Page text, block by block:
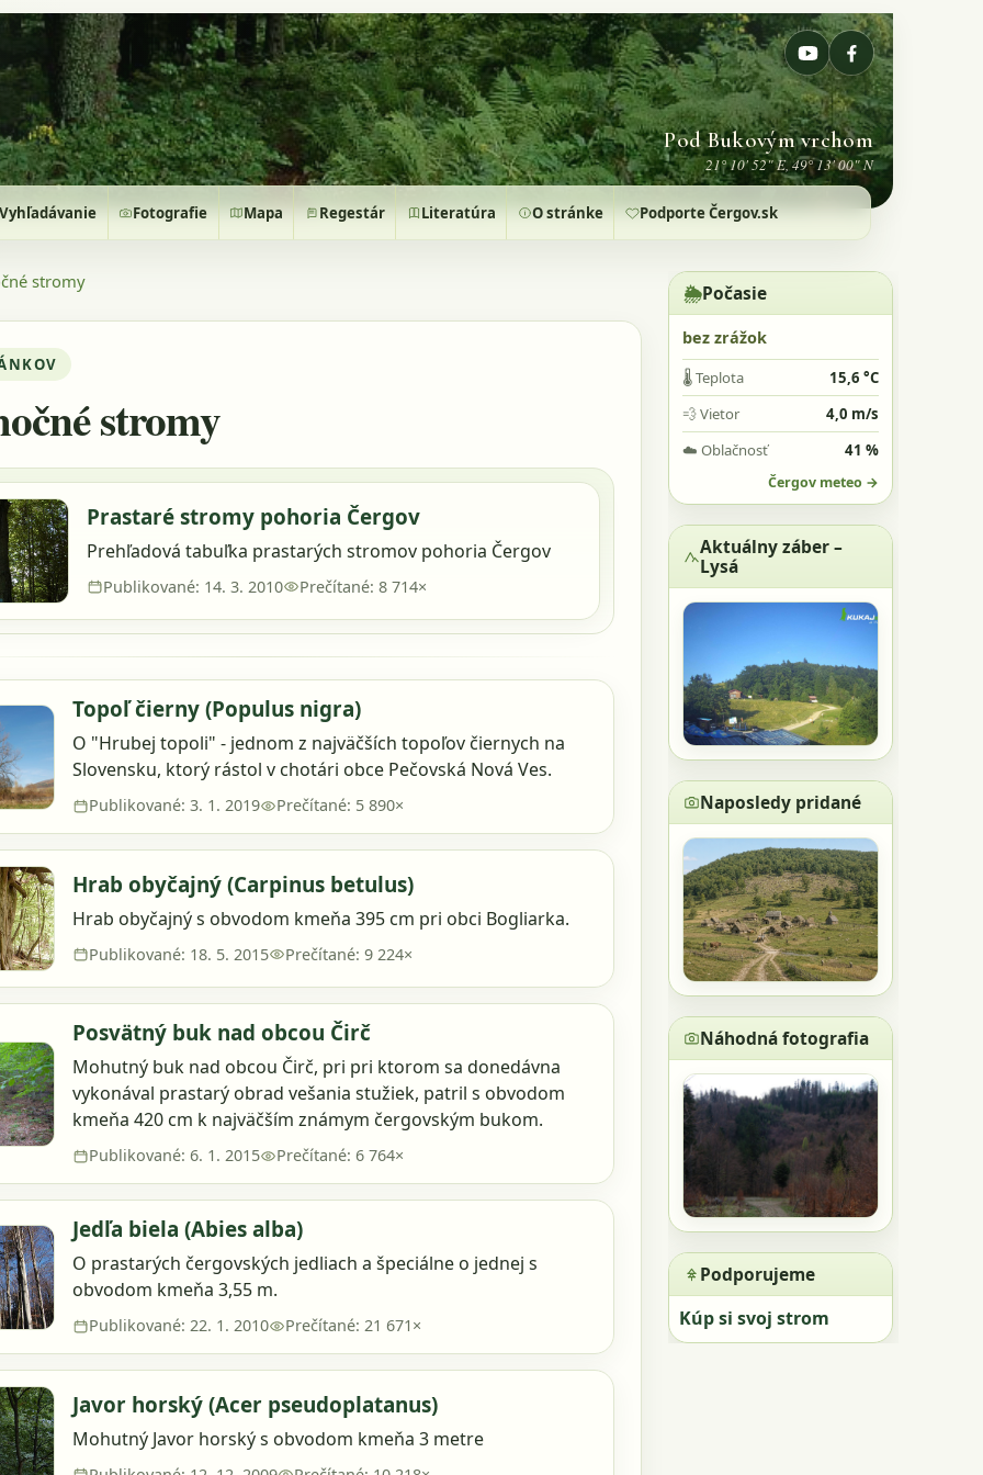
Pod Bukovým vrchom
21° 10' 52" E, 49° 13' 00" N
Vyhľadávanie Fotografie Mapa Regestár Literatúra O stránke Podporte Čergov.sk
stromy
stromy
Prastaré stromy pohoria Čergov
Prehľadová tabuľka prastarých stromov pohoria Čergov
Publikované: 14. 3. 2010 Prečítané: 8 714×
Topoľ čierny (Populus nigra)
O "Hrubej topoli" - jednom z najväčších topoľov čiernych na
Slovensku, ktorý rástol v chotári obce Pečovská Nová Ves.
Publikované: 3. 1. 2019 Prečítané: 5 890×
Hrab obyčajný (Carpinus betulus)
Hrab obyčajný s obvodom kmeňa 395 cm pri obci Bogliarka.
Publikované: 18. 5. 2015 Prečítané: 9 224×
Posvätný buk nad obcou Čirč
Mohutný buk nad obcou Čirč, pri pri ktorom sa donedávna
vykonával prastarý obrad vešania stužiek, patril s obvodom
kmeňa 420 cm k najväčším známym čergovským bukom.
Publikované: 6. 1. 2015 Prečítané: 6 764×
Jedľa biela (Abies alba)
O prastarých čergovských jedliach a špeciálne o jednej s
obvodom kmeňa 3,55 m.
Publikované: 22. 1. 2010 Prečítané: 21 671×
Javor horský (Acer pseudoplatanus)
Mohutný Javor horský s obvodom kmeňa 3 metre
🌦️Počasie
bez zrážok
🌡️Teplota
15,6 °C
💨Vietor
4,0 m/s
☁️ Oblačnosť 41 %
Čergov meteo →
Aktuálny záber –
Lysá
Naposledy pridané
Náhodná fotografia
Podporujeme
Kúp si svoj strom